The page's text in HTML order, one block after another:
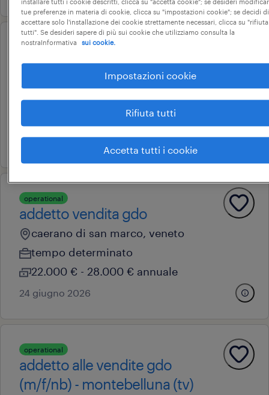
operational
addetto alle pulizie (f/m/nb)
camposampiero, veneto
tempo determinato
15.000 € - 18.000 € annuale
14 luglio 2026
operational
addetto vendita gdo
caerano di san marco, veneto
tempo determinato
22.000 € - 28.000 € annuale
24 giugno 2026
operational
addetto alle vendite gdo
(m/f/nb) - montebelluna (tv)
installare tutti i cookie descritti, clicca su "accetta cookie"; se desideri
tue preferenze in materia di cookie, clicca su "impostazioni cookie"; se decidi di
accettare solo l'installazione dei cookie strettamente necessari, clicca su "rifiuta
tutti". Se desideri sapere di più sui cookie che utilizziamo consulta la
nostraInformativa
sui cookie.
Impostazioni cookie
Rifiuta tutti
Accetta tutti i cookie